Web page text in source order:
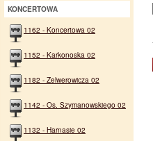
KONCERTOWA
1162 - Koncertowa 02
1152 - Karkonoska 02
1182 - Zelwerowicza 02
1142 - Os. Szymanowskiego 02
1132 - Harnasie 02